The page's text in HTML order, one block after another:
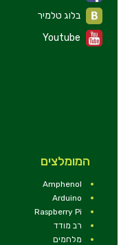
Youtube
המומלצים
Amphenol
Arduino
Raspberry Pi
רב מודד
מלחמים